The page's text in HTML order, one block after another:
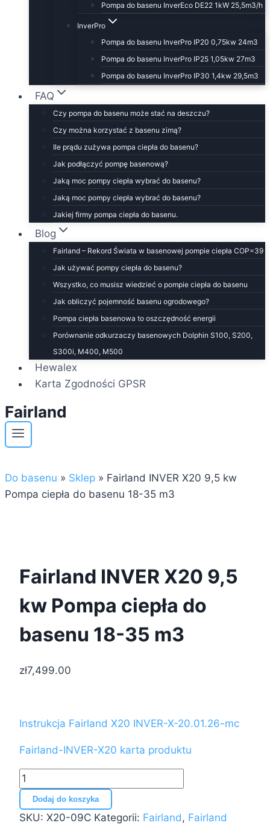
Pompa do basenu InverEco DE22 1kW 25,5m3/h
InverPro
Pompa do basenu InverPro IP20 0,75kw 24m3
Pompa do basenu InverPro IP25 1,05kw 27m3
Pompa do basenu InverPro IP30 1,4kw 29,5m3
FAQ
Czy pompa do basenu może stać na deszczu?
Czy można korzystać z basenu zimą?
Ile prądu zużywa pompa ciepła do basenu?
Jak podłączyć pompę basenową?
Jaką moc pompy ciepła wybrać do basenu?
Jaką moc pompy ciepła wybrać do basenu?
Jakiej firmy pompa ciepła do basenu.
Blog
Fairland – Rekord Świata w basenowej pompie ciepła COP=39
Jak używać pompy ciepła do basenu?
Wszystko, co musisz wiedzieć o pompie ciepła do basenu
Jak obliczyć pojemność basenu ogrodowego?
Pompa ciepła basenowa to oszczędność energii
Porównanie odkurzaczy basenowych Dolphin S100, S200,
S300i, M400, M500
Hewalex
Karta Zgodności GPSR
Fairland
Do basenu » Sklep » Fairland INVER X20 9,5 kw
Pompa ciepła do basenu 18-35 m3
Fairland INVER X20 9,5
kw Pompa ciepła do
basenu 18-35 m3
zł7,499.00
Instrukcja Fairland X20 INVER-X-20.01.26-mc
Fairland-INVER-X20 karta produktu
ilość
Fairland
INVER
Dodaj do koszyka
SKU: X20-09C Kategorii: Fairland , Fairland